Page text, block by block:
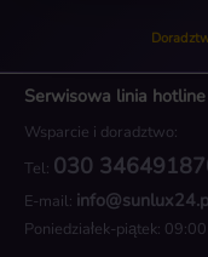
Serwisowa linia hotline
Wsparcie i doradztwo:
Tel: 030
E-mail:
Poniedziałek-piątek: